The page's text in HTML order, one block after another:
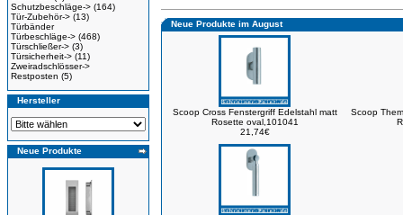
Schutzbeschläge-> (164)
Tür-Zubehör-> (13)
Türbänder
Türbeschläge-> (468)
Türschließer-> (3)
Türsicherheit-> (11)
Zweiradschlösser->
Restposten (5)
Hersteller
Neue Produkte
Neue Produkte im August
Scoop Cross Fenstergriff Edelstahl matt
Rosette oval,101041
21,74€
Scoop